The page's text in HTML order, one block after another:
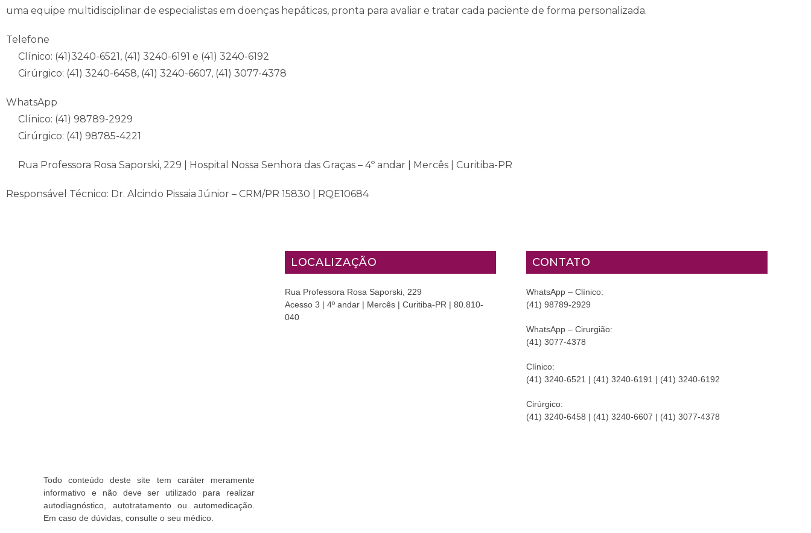
uma equipe multidisciplinar de especialistas em doenças hepáticas, pronta para avaliar e tratar cada paciente de forma personalizada.
Telefone
Clínico: (41)3240-6521, (41) 3240-6191 e (41) 3240-6192
Cirúrgico: (41) 3240-6458, (41) 3240-6607, (41) 3077-4378
WhatsApp
Clínico: (41) 98789-2929
Cirúrgico: (41) 98785-4221
Rua Professora Rosa Saporski, 229 | Hospital Nossa Senhora das Graças – 4º andar | Mercês | Curitiba-PR
Responsável Técnico: Dr. Alcindo Pissaia Júnior – CRM/PR 15830 | RQE10684
Todo conteúdo deste site tem caráter meramente
informativo e não deve ser utilizado para realizar
autodiagnóstico, autotratamento ou automedicação.
Em caso de dúvidas, consulte o seu médico.
LOCALIZAÇÃO
Rua Professora Rosa Saporski, 229
Acesso 3 | 4º andar | Mercês | Curitiba-PR | 80.810-
040
CONTATO
WhatsApp – Clínico:
(41) 98789-2929
WhatsApp – Cirurgião:
(41) 3077-4378
Clínico:
(41) 3240-6521 | (41) 3240-6191 | (41) 3240-6192
Cirúrgico:
(41) 3240-6458 | (41) 3240-6607 | (41) 3077-4378